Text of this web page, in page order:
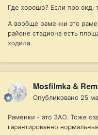
Где хорошо? Если про окд,
А вообще раменки это
районе стадиона есть
ходила.
Mosfilmka &
Опубликовано 25
Раменки - это ЗАО. Тоже
гарантированно